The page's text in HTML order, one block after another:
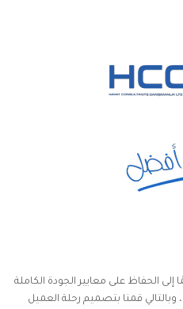
الحفاظ على معايير الجودة الكاملة
قمنا بتصميم رحلة العميل